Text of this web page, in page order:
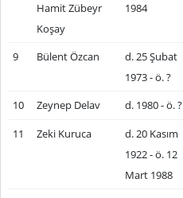
Hamit Zübeyr
Koşay
1984
9 Bülent Özcan
d. 25 Şubat
1973 - ö. ?
10 Zeynep Delav d. 1980 - ö. ?
11 Zeki Kuruca
d. 20 Kasım
1922 - ö. 12
Mart 1988